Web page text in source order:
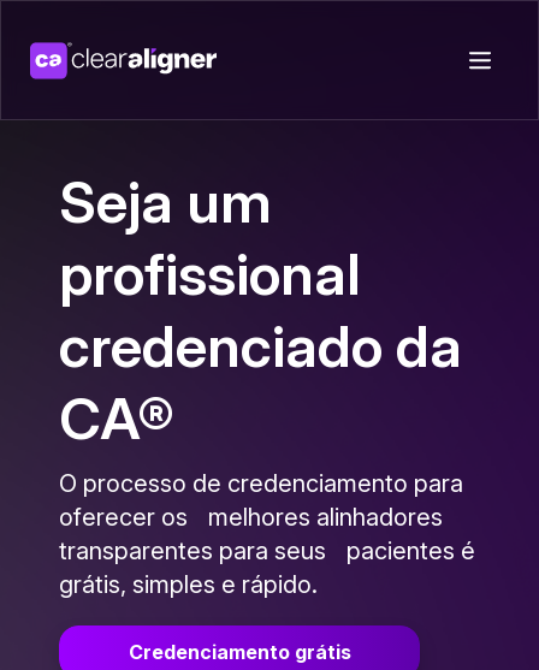
Seja um
profissional
credenciado da
CA®
O processo de credenciamento para
oferecer os melhores alinhadores
transparentes para seus pacientes é
grátis, simples e rápido.
Credenciamento grátis